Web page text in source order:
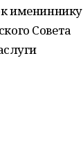
имениннику
Совета